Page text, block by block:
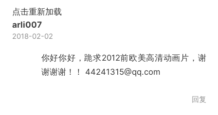
点击重新加载
arli007
2018-02-02
你好你好，跪求2012前欧美高清动画片，谢
谢谢谢！！ 44241315@qq.com
回复